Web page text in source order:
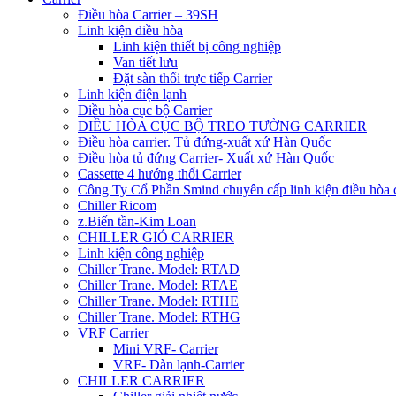
Điều hòa Carrier – 39SH
Linh kiện điều hòa
Linh kiện thiết bị công nghiệp
Van tiết lưu
Đặt sàn thổi trực tiếp Carrier
Linh kiện điện lạnh
Điều hòa cục bộ Carrier
ĐIỀU HÒA CỤC BỘ TREO TƯỜNG CARRIER
Điều hòa carrier. Tủ đứng-xuất xứ Hàn Quốc
Điều hòa tủ đứng Carrier- Xuất xứ Hàn Quốc
Cassette 4 hướng thổi Carrier
Công Ty Cổ Phần Smind chuyên cấp linh kiện điều hòa
Chiller Ricom
z.Biến tần-Kim Loan
CHILLER GIÓ CARRIER
Linh kiện công nghiệp
Chiller Trane. Model: RTAD
Chiller Trane. Model: RTAE
Chiller Trane. Model: RTHE
Chiller Trane. Model: RTHG
VRF Carrier
Mini VRF- Carrier
VRF- Dàn lạnh-Carrier
CHILLER CARRIER